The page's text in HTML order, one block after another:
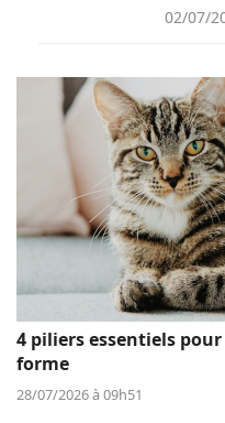
02/07/
4 piliers essentiels
forme
28/07/2026 à 09h51